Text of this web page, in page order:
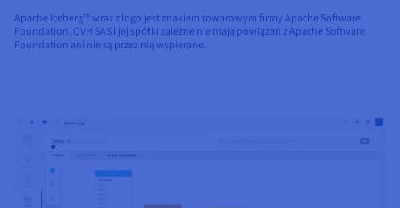
Apache Iceberg™ wraz z logo jest znakiem towarowym firmy Apache Software
Foundation. OVH SAS i jej spółki zależne nie mają powiązań z Apache Software
Foundation ani nie są przez nią wspierane.